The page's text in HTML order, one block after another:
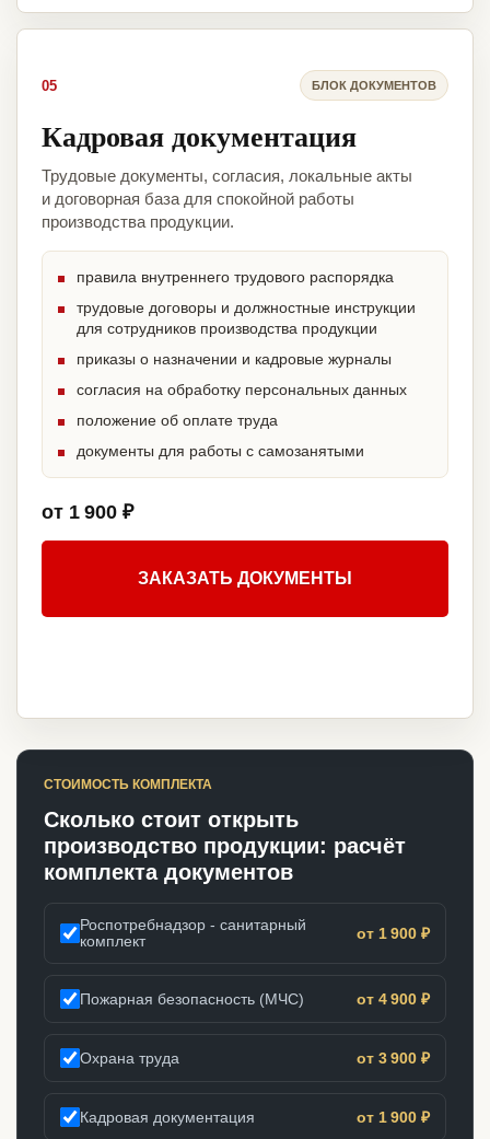
05 БЛОК ДОКУМЕНТОВ
Кадровая документация
Трудовые документы, согласия, локальные акты
и договорная база для спокойной работы
производства продукции.
правила внутреннего трудового распорядка
трудовые договоры и должностные инструкции
для сотрудников производства продукции
приказы о назначении и кадровые журналы
согласия на обработку персональных данных
положение об оплате труда
документы для работы с самозанятыми
от 1 900 ₽
ЗАКАЗАТЬ ДОКУМЕНТЫ
СТОИМОСТЬ КОМПЛЕКТА
Сколько стоит открыть
производство продукции: расчёт
комплекта документов
Роспотребнадзор - санитарный
комплект
от 1 900 ₽
Пожарная безопасность (МЧС) от 4 900 ₽
Охрана труда от 3 900 ₽
Кадровая документация от 1 900 ₽